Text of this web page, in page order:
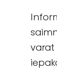
varat